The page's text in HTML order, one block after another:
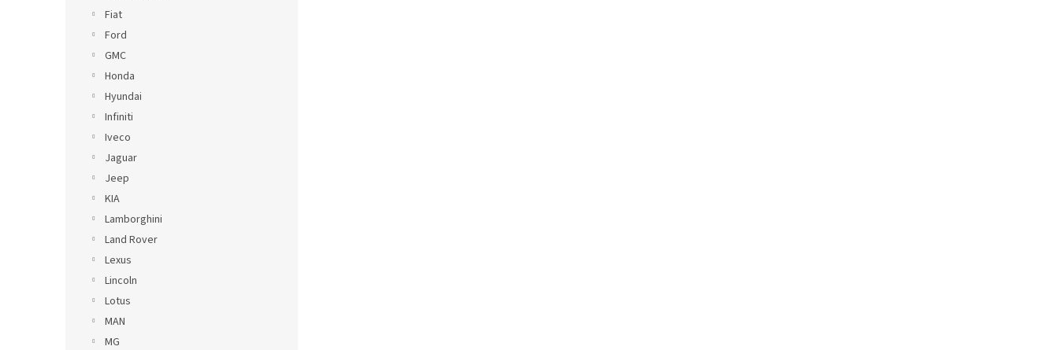
Fiat
Ford
GMC
Honda
Hyundai
Infiniti
Iveco
Jaguar
Jeep
KIA
Lamborghini
Land Rover
Lexus
Lincoln
Lotus
MAN
MG